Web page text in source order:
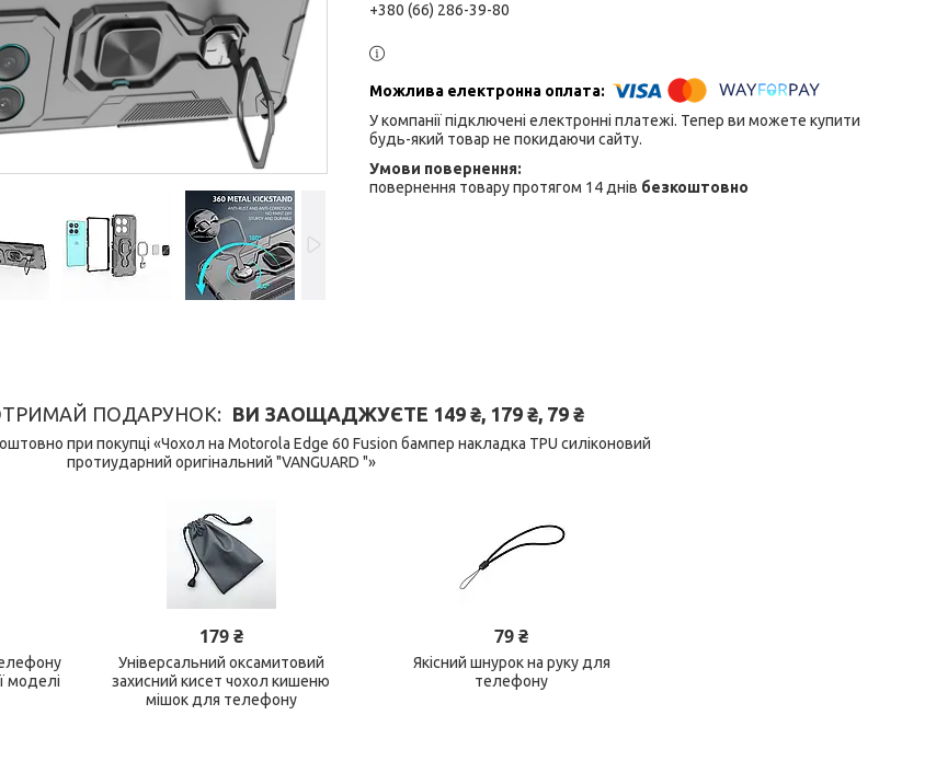
+380 (66) 286-39-80
У компанії підключені електронні платежі. Тепер ви можете купити
будь-який товар не покидаючи сайту.
повернення товару протягом 14 днів безкоштовно
ПОДАРУНОК ВИ ЗАОЩАДЖУЄТЕ 149 ₴, 179 ₴, 79 ₴
при покупці «Чохол на Motorola Edge 60 Fusion бампер накладка TPU силіконовий
протиударний оригінальний "VANGUARD "»
моделі
179 ₴
Універсальний оксамитовий
захисний кисет чохол кишеню
мішок для телефону
79 ₴
Якісний шнурок на руку для
телефону